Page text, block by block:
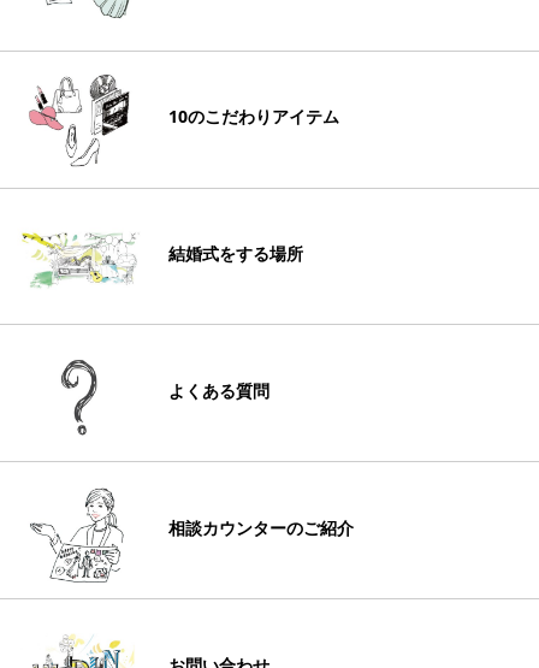
10のこだわりアイテム
結婚式をする場所
よくある質問
相談カウンターのご紹介